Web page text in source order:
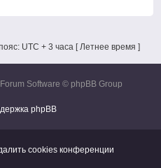
UTC + 3 часа [ Летнее время ]
Software © phpBB Group
phpBB
cookies конференции